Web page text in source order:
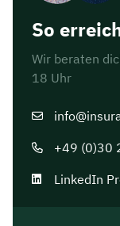
So
Wir beraten
18 Uhr
+49 (0)30
LinkedIn